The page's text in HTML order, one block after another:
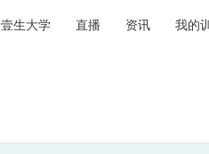
壹生大学 直播 资讯 我的